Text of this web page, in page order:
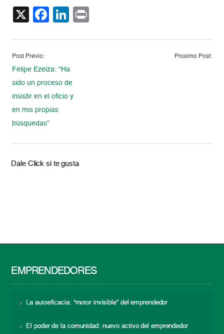
X Facebook
LinkedIn
Post Previo:
Felipe Ezeiza: “Ha
sido un proceso de
insistir en el oficio y
en mis propias
búsquedas”
Proximo Post:
Dale Click si te gusta
EMPRENDEDORES
La autoeficacia: “motor invisible” del emprendedor
El poder de la comunidad: nuevo activo del emprendedor